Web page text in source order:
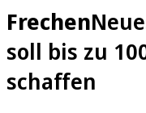
Frechen
soll bis zu
schaffen